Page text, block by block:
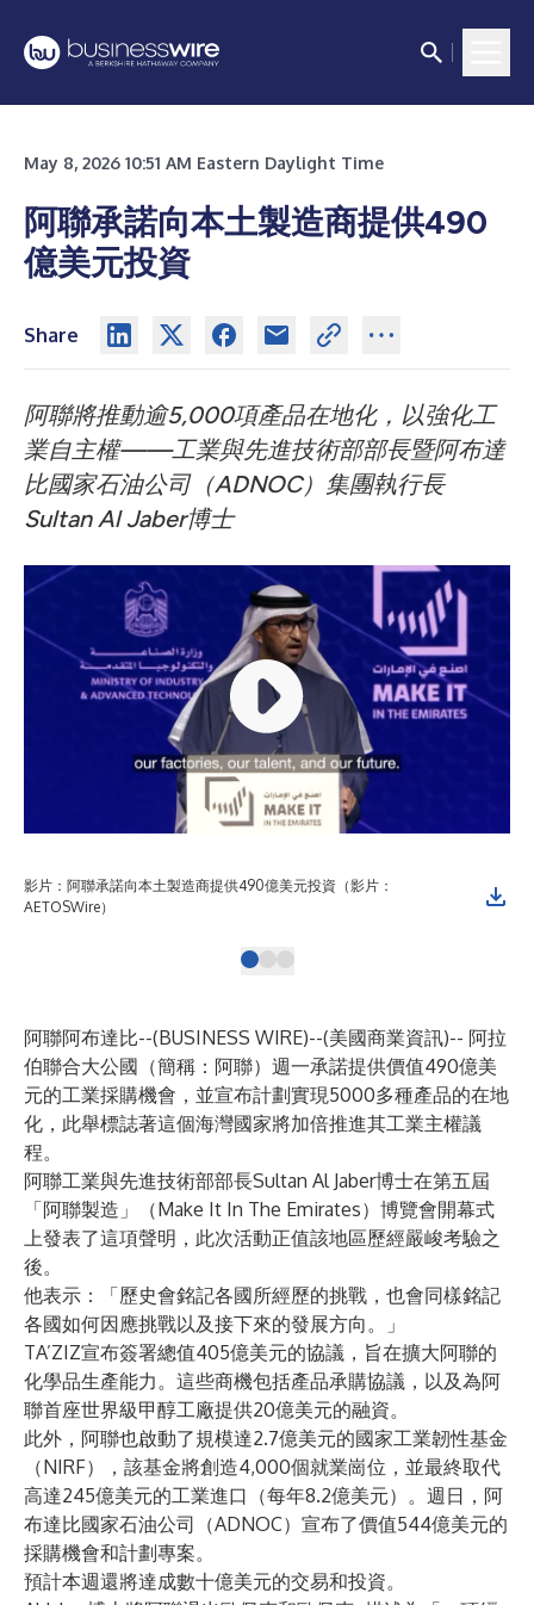
May 8, 2026 10:51 AM Eastern Daylight Time
阿聯承諾向本土製造商提供490
億美元投資
Share
阿聯將推動逾5,000項產品在地化，以強化工
業自主權——工業與先進技術部部長暨阿布達
比國家石油公司（ADNOC）集團執行長
Sultan Al Jaber博士
影片：阿聯承諾向本土製造商提供490億美元投資（影片：
AETOSWire）
阿聯阿布達比--(BUSINESS WIRE)--(美國商業資訊)-- 阿拉
伯聯合大公國（簡稱：阿聯）週一承諾提供價值490億美
元的工業採購機會，並宣布計劃實現5000多種產品的在地
化，此舉標誌著這個海灣國家將加倍推進其工業主權議
程。
阿聯工業與先進技術部部長Sultan Al Jaber博士在第五屆
「阿聯製造」（Make It In The Emirates）博覽會開幕式
上發表了這項聲明，此次活動正值該地區歷經嚴峻考驗之
後。
他表示：「歷史會銘記各國所經歷的挑戰，也會同樣銘記
各國如何因應挑戰以及接下來的發展方向。」
TA’ZIZ宣布簽署總值405億美元的協議，旨在擴大阿聯的
化學品生產能力。這些商機包括產品承購協議，以及為阿
聯首座世界級甲醇工廠提供20億美元的融資。
此外，阿聯也啟動了規模達2.7億美元的國家工業韌性基金
（NIRF），該基金將創造4,000個就業崗位，並最終取代
高達245億美元的工業進口（每年8.2億美元）。週日，阿
布達比國家石油公司（ADNOC）宣布了價值544億美元的
採購機會和計劃專案。
預計本週還將達成數十億美元的交易和投資。